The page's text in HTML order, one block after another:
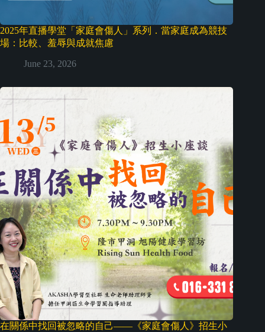
2025年直播學堂「家庭會傷人」系列．當家庭成為競技
場：比較、羞辱與成就焦慮
June 23, 2026
在關係中找回被忽略的自己——《家庭會傷人》招生小